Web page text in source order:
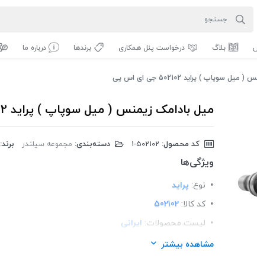
بلاگ درخواست پنل همکاری برندها درباره ما
) پراید 502102 جی ای اس پی
میل بادامک زیمنس ( میل سوپاپ ) پراید 502102 جی ای اس پی
کد محصول: دسته‌بندی: مجموعه سیلندر برند:
ویژگی‌ها
نوع: پراید
کد کالا: 502102
لیست محصولات: ایرانی
برند:GISP
مشاهده بیشتر